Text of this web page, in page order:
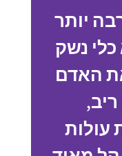
יותר
נשק
האדם
עולות